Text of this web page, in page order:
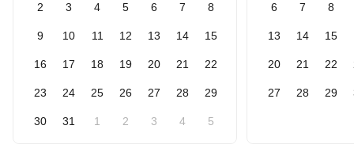
2 3 4 5 6 7 8
9 10 11 12 13 14 15
16 17 18 19 20 21 22
23 24 25 26 27 28 29
30 31 1 2 3 4 5
6 7 8
13 14 15
20 21 22
27 28 29